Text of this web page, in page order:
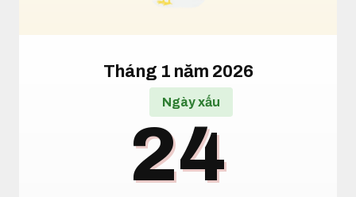
Tháng 1 năm 2026
Ngày xấu
24